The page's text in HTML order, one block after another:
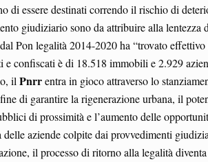
di essere destinati correndo il rischio di
giudiziario sono da attribuire alla lentezza
Pon legalità 2014-2020 ha “trovato
e confiscati è di 18.518 immobili e 2.929
ilPnrrentra in gioco attraverso lo
di garantire la rigenerazione urbana, il
di prossimità e l’aumento delle
aziende colpite dai provvedimenti
il processo di ritorno alla legalità